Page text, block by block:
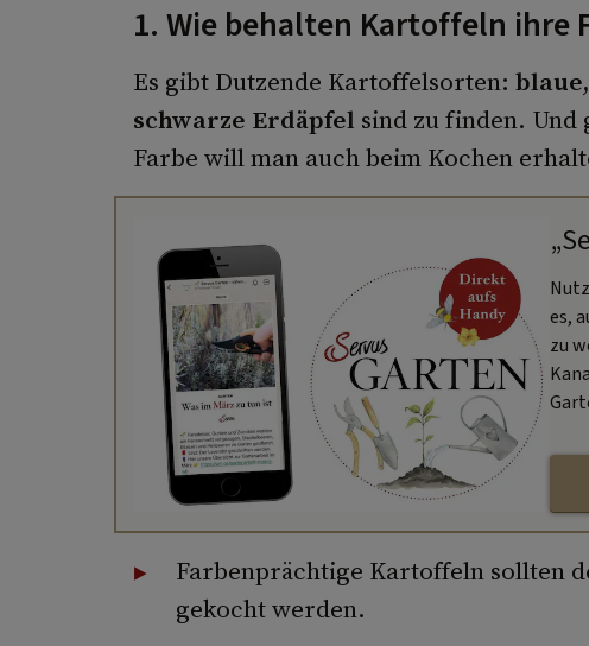
1. Wie behalten Kartoffeln ihre
Es gibt Dutzende Kartoffelsorten:
schwarze Erdäpfel sind zu finden.
Farbe will man auch beim Kochen
es,
zu
Farbenprächtige Kartoffeln sollten
gekocht werden.